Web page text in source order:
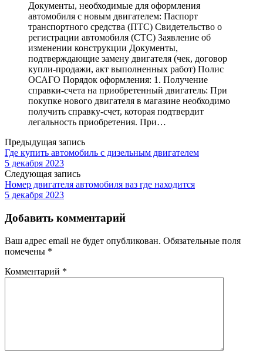
Документы, необходимые для оформления
автомобиля с новым двигателем: Паспорт
транспортного средства (ПТС) Свидетельство о
регистрации автомобиля (СТС) Заявление об
изменении конструкции Документы,
подтверждающие замену двигателя (чек, договор
купли-продажи, акт выполненных работ) Полис
ОСАГО Порядок оформления: 1. Получение
справки-счета на приобретенный двигатель: При
покупке нового двигателя в магазине необходимо
получить справку-счет, которая подтвердит
легальность приобретения. При…
Предыдущая запись
Где купить автомобиль с дизельным двигателем
5 декабря 2023
Следующая запись
Номер двигателя автомобиля ваз где находится
5 декабря 2023
Добавить комментарий
Ваш адрес email не будет опубликован. Обязательные поля
помечены *
Комментарий *